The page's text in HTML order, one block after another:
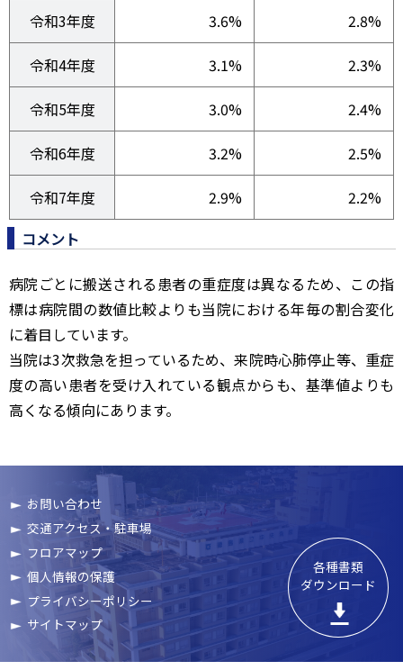
令和3年度 3.6% 2.8%
令和4年度 3.1% 2.3%
令和5年度 3.0% 2.4%
令和6年度 3.2% 2.5%
令和7年度 2.9%
2.2%
コメント
病院ごとに搬送される患者の重症度は異なるため、この指
標は病院間の数値比較よりも当院における年毎の割合変化
に着目しています。
当院は3次救急を担っているため、来院時心肺停止等、重症
度の高い患者を受け入れている観点からも、基準値よりも
高くなる傾向にあります。
お問い合わせ
交通アクセス・駐車場
フロアマップ
個人情報の保護
プライバシーポリシー
サイトマップ
各種書類
ダウンロード